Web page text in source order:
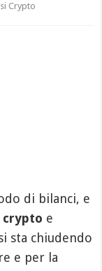
Crypto
di bilanci, e
crypto e
sta chiudendo
e per la